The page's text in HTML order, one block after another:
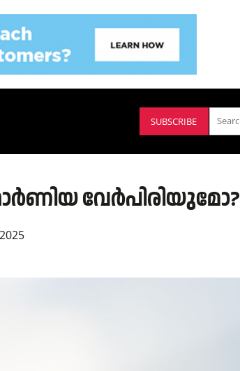
SUBSCRIBE
വേർപിരിയുമോ?